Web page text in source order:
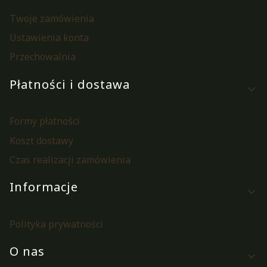
Twoje zamówienia
Ustawienia konta
Przechowalnia
Płatności i dostawa
Formy płatności
Koszt dostawy
Czas realizacji zamówienia
Informacje
Polityka prywatności
O nas